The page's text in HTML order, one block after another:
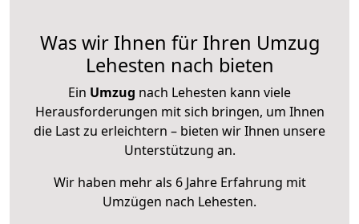
Was wir Ihnen für Ihren Umzug
Lehesten nach bieten
Ein Umzug nach Lehesten kann viele
Herausforderungen mit sich bringen, um Ihnen
die Last zu erleichtern – bieten wir Ihnen unsere
Unterstützung an.
Wir haben mehr als 6 Jahre Erfahrung mit
Umzügen nach Lehesten.